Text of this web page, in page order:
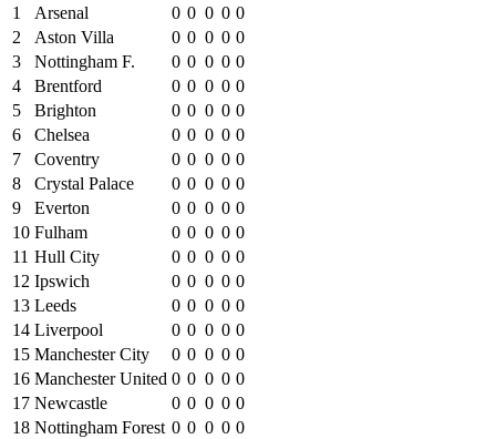
1
Arsenal 0 0 0 0 0
2
Aston Villa 0 0 0 0 0
3
Nottingham F. 0 0 0 0 0
4
Brentford 0 0 0 0 0
5
Brighton 0 0 0 0 0
6
Chelsea 0 0 0 0 0
7
Coventry 0 0 0 0 0
8
Crystal Palace 0 0 0 0 0
9
Everton 0 0 0 0 0
10 Fulham 0 0 0 0 0
11 Hull City 0 0 0 0 0
12 Ipswich 0 0 0 0 0
13 Leeds 0 0 0 0 0
14 Liverpool 0 0 0 0 0
15 Manchester City 0 0 0 0 0
16 Manchester United 0 0 0 0 0
17 Newcastle 0 0 0 0 0
18 Nottingham Forest 0 0 0 0 0